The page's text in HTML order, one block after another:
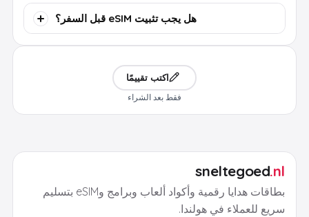
هل يجب تثبيت eSIM قبل السفر؟
اكتب تقييمًا
فقط بعد الشراء
sneltegoed.nl
بطاقات هدايا رقمية وأكواد ألعاب وبرامج وeSIM بتسليم
سريع للعملاء في هولندا.